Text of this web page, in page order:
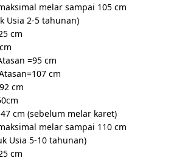
melar sampai 105 cm
Usia 2-5 tahunan)
cm
=95 cm
cm
cm
cm (sebelum melar karet)
melar sampai 110 cm
Usia 5-10 tahunan)
cm